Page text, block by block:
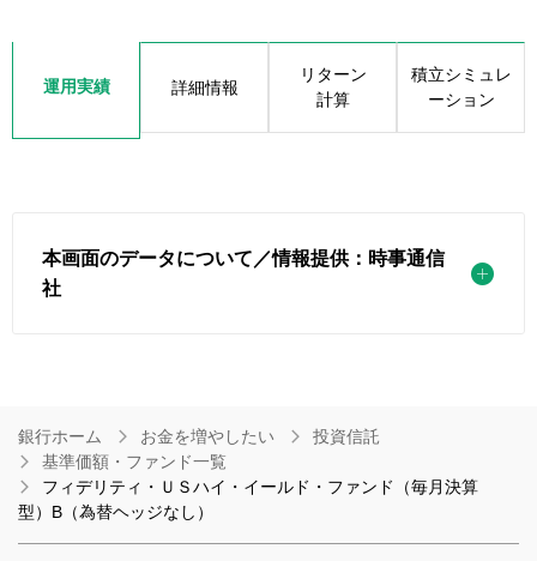
運用実績 詳細情報
リターン
計算
積立シミュレ
ーション
本画面のデータについて／情報提供：時事通信
社
銀行ホーム お金を増やしたい
投資信託
基準価額・ファンド一覧
フィデリティ・ＵＳハイ・イールド・ファンド（毎月決算
型）B（為替ヘッジなし）